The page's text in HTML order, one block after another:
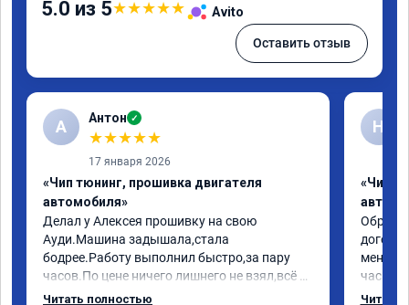
5.0 из 5★★★★★ Avito
Оставить отзыв
А Антон ✓
★★★★★
17 января 2026
«Чип тюнинг, прошивка двигателя
автомобиля»
Делал у Алексея прошивку на свою
Ауди.Машина задышала,стала
бодрее.Работу выполнил быстро,за пару
часов.По цене ничего лишнего не взял,всё
как договаривались заранее.После работы
Читать полностью
Н
«Чип
меня
час
Арман
Читать